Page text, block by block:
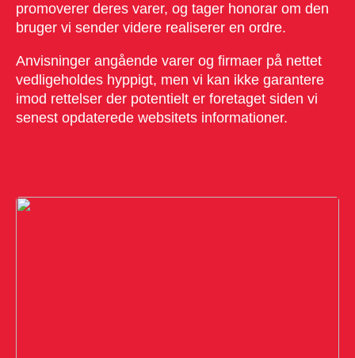
promoverer deres varer, og tager honorar om den
bruger vi sender videre realiserer en ordre.
Anvisninger angående varer og firmaer på nettet
vedligeholdes hyppigt, men vi kan ikke garantere
imod rettelser der potentielt er foretaget siden vi
senest opdaterede websitets informationer.